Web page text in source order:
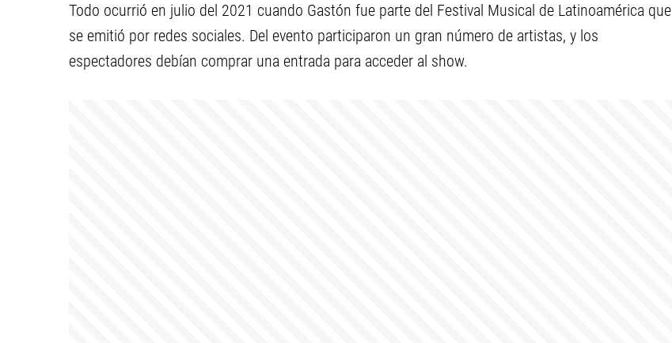
Todo ocurrió en julio del 2021 cuando Gastón fue parte del Festival Musical de Latinoamérica que
se emitió por redes sociales. Del evento participaron un gran número de artistas, y los
espectadores debían comprar una entrada para acceder al show.